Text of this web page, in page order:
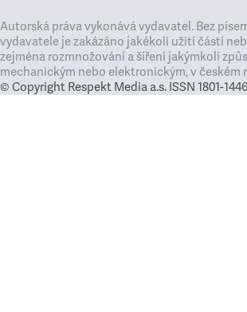
Autorská práva vykonává vydavatel. Bez
vydavatele je zakázáno jakékoli užití částí
zejména rozmnožování a šíření jakýmkoli
mechanickým nebo elektronickým, v českém
© Copyright Respekt Media a.s. ISSN 1801-1446